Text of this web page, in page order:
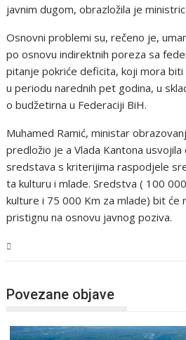
javnim dugom, obrazložila je
Osnovni problemi su, rečeno je,
po osnovu indirektnih poreza sa
pitanje pokriće deficita, koji mora
u periodu narednih pet godina, u
o budžetirna u Federaciji BiH.
Muhamed Ramić, ministar
predložio je a Vlada Kantona
sredstava s kriterijima raspodjele
ta kulturu i mlade. Sredstva ( 100
kulture i 75 000 Km za mlade) bit
pristignu na osnovu javnog poziva.
Povezane objave